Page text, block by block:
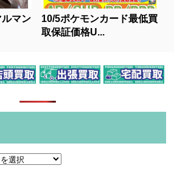
ルマン
10/5ポケモンカード最低買
取保証価格U...